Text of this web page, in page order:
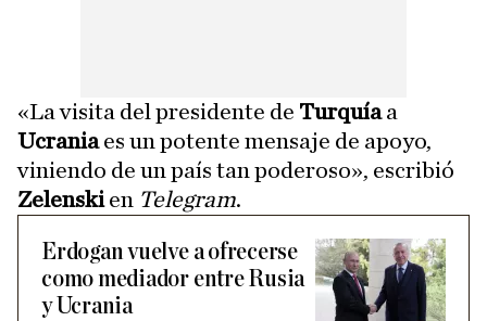
«La visita del presidente de Turquíaa
Ucraniaes un potente mensaje de apoyo,
viniendo de un país tan poderoso», escribió
Zelenskien Telegram.
Erdogan vuelve a ofrecerse
como mediador entre Rusia
y Ucrania